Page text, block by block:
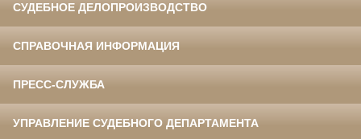
СУДЕБНОЕ ДЕЛОПРОИЗВОДСТВО
СПРАВОЧНАЯ ИНФОРМАЦИЯ
ПРЕСС-СЛУЖБА
УПРАВЛЕНИЕ СУДЕБНОГО ДЕПАРТАМЕНТА